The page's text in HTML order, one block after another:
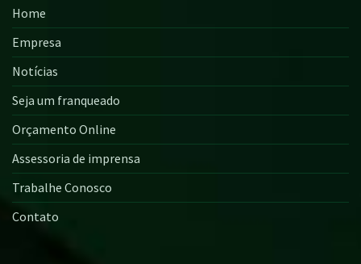
Home
Empresa
Notícias
Seja um franqueado
Orçamento Online
Assessoria de imprensa
Trabalhe Conosco
Contato